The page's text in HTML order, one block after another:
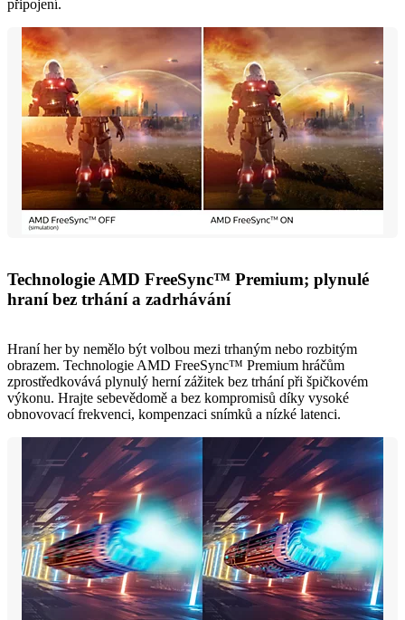
připojení.
Technologie AMD FreeSync™ Premium; plynulé
hraní bez trhání a zadrhávání
Hraní her by nemělo být volbou mezi trhaným nebo rozbitým
obrazem. Technologie AMD FreeSync™ Premium hráčům
zprostředkovává plynulý herní zážitek bez trhání při špičkovém
výkonu. Hrajte sebevědomě a bez kompromisů díky vysoké
obnovovací frekvenci, kompenzaci snímků a nízké latenci.